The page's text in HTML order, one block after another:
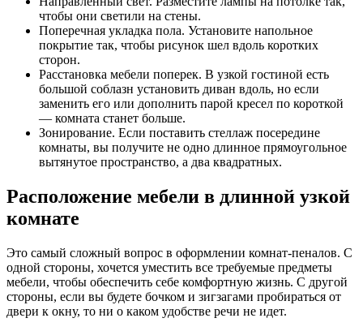
чтобы они светили на стены.
Поперечная укладка пола. Установите напольное
покрытие так, чтобы рисунок шел вдоль коротких
сторон.
Расстановка мебели поперек. В узкой гостиной есть
большой соблазн установить диван вдоль, но если
заменить его или дополнить парой кресел по короткой
— комната станет больше.
Зонирование. Если поставить стеллаж посередине
комнаты, вы получите не одно длинное прямоугольное
вытянутое пространство, а два квадратных.
Расположение мебели в длинной узкой
комнате
Это самый сложный вопрос в оформлении комнат-пеналов. С
одной стороны, хочется уместить все требуемые предметы
мебели, чтобы обеспечить себе комфортную жизнь. С другой
стороны, если вы будете бочком и зигзагами пробираться от
двери к окну, то ни о каком удобстве речи не идет.